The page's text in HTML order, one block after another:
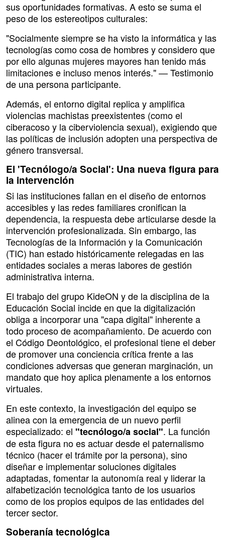
sus oportunidades formativas. A esto se suma el
peso de los estereotipos culturales:
"Socialmente siempre se ha visto la informática y las
tecnologías como cosa de hombres y considero que
por ello algunas mujeres mayores han tenido más
limitaciones e incluso menos interés." — Testimonio
de una persona participante.
Además, el entorno digital replica y amplifica
violencias machistas preexistentes (como el
ciberacoso y la ciberviolencia sexual), exigiendo que
las políticas de inclusión adopten una perspectiva de
género transversal.
El 'Tecnólogo/a Social': Una nueva figura para
la intervención
Si las instituciones fallan en el diseño de entornos
accesibles y las redes familiares cronifican la
dependencia, la respuesta debe articularse desde la
intervención profesionalizada. Sin embargo, las
Tecnologías de la Información y la Comunicación
(TIC) han estado históricamente relegadas en las
entidades sociales a meras labores de gestión
administrativa interna.
El trabajo del grupo KideON y de la disciplina de la
Educación Social incide en que la digitalización
obliga a incorporar una "capa digital" inherente a
todo proceso de acompañamiento. De acuerdo con
el Código Deontológico, el profesional tiene el deber
de promover una conciencia crítica frente a las
condiciones adversas que generan marginación, un
mandato que hoy aplica plenamente a los entornos
virtuales.
En este contexto, la investigación del equipo se
alinea con la emergencia de un nuevo perfil
especializado: el "tecnólogo/a social". La función
de esta figura no es actuar desde el paternalismo
técnico (hacer el trámite por la persona), sino
diseñar e implementar soluciones digitales
adaptadas, fomentar la autonomía real y liderar la
alfabetización tecnológica tanto de los usuarios
como de los propios equipos de las entidades del
tercer sector.
Soberanía tecnológica